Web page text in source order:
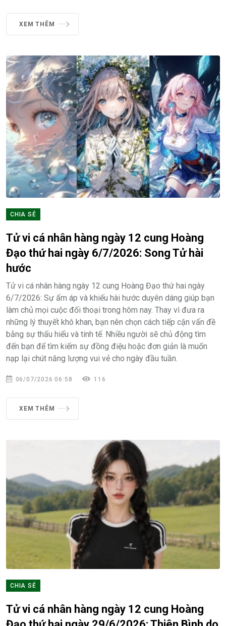
XEM THÊM
CHIA SẺ
Tử vi cá nhân hàng ngày 12 cung Hoàng
Đạo thứ hai ngày 6/7/2026: Song Tử hài
hước
Tử vi cá nhân hàng ngày 12 cung Hoàng Đạo thứ hai ngày
6/7/2026: Sự ấm áp và khiếu hài hước duyên dáng giúp bạn
làm chủ mọi cuộc đối thoại trong hôm nay. Thay vì đưa ra
những lý thuyết khô khan, bạn nên chọn cách tiếp cận vấn đề
bằng sự thấu hiểu và tinh tế. Nhiều người sẽ chủ động tìm
đến bạn để tìm kiếm sự đồng điệu hoặc đơn giản là muốn
nạp lại chút năng lượng vui vẻ cho ngày đầu tuần.
06/07/2026 06:58 116
XEM THÊM
CHIA SẺ
Tử vi cá nhân hàng ngày 12 cung Hoàng